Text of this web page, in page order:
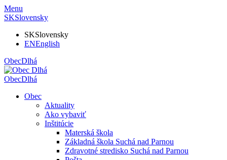
Menu
SKSlovensky
SKSlovensky
ENEnglish
ObecDlhá
ObecDlhá
Obec
Aktuality
Ako vybaviť
Inštitúcie
Materská škola
Základná škola Suchá nad Parnou
Zdravotné stredisko Suchá nad Parnou